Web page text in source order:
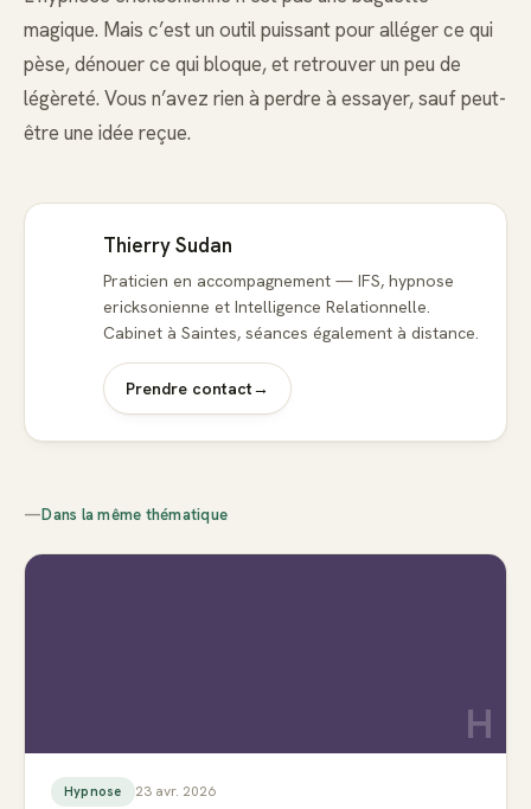
magique. Mais c’est un outil puissant pour alléger ce qui
pèse, dénouer ce qui bloque, et retrouver un peu de
légèreté. Vous n’avez rien à perdre à essayer, sauf peut-
être une idée reçue.
Thierry Sudan
Praticien en accompagnement — IFS, hypnose
ericksonienne et Intelligence Relationnelle.
Cabinet à Saintes, séances également à distance.
Prendre contact→
—Dans la même thématique
H
Hypnose 23 avr. 2026